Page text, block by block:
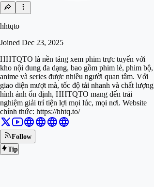
hhtqto
Joined Dec 23, 2025
HHTQTO là nền tảng xem phim trực tuyến với
kho nội dung đa dạng, bao gồm phim lẻ, phim bộ,
anime và series được nhiều người quan tâm. Với
giao diện mượt mà, tốc độ tải nhanh và chất lượng
hình ảnh ổn định, HHTQTO mang đến trải
nghiệm giải trí tiện lợi mọi lúc, mọi nơi. Website
chính thức: https://hhtq.to/
Follow
Tip